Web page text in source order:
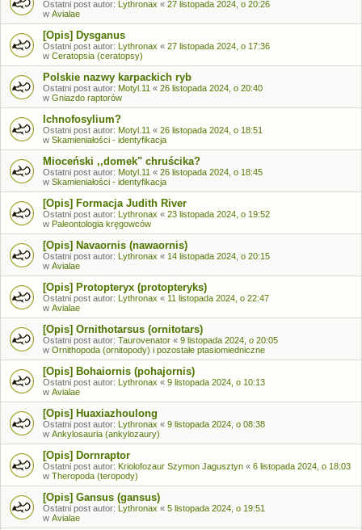
Ostatni post autor: Lythronax « 27 listopada 2024, o 20:26
w Avialae
[Opis] Dysganus
Ostatni post autor: Lythronax « 27 listopada 2024, o 17:36
w Ceratopsia (ceratopsy)
Polskie nazwy karpackich ryb
Ostatni post autor: Motyl.11 « 26 listopada 2024, o 20:40
w Gniazdo raptorów
Ichnofosylium?
Ostatni post autor: Motyl.11 « 26 listopada 2024, o 18:51
w Skamieniałości - identyfikacja
Mioceński ,,domek" chruścika?
Ostatni post autor: Motyl.11 « 26 listopada 2024, o 18:45
w Skamieniałości - identyfikacja
[Opis] Formacja Judith River
Ostatni post autor: Lythronax « 23 listopada 2024, o 19:52
w Paleontologia kręgowców
[Opis] Navaornis (nawaornis)
Ostatni post autor: Lythronax « 14 listopada 2024, o 20:15
w Avialae
[Opis] Protopteryx (protopteryks)
Ostatni post autor: Lythronax « 11 listopada 2024, o 22:47
w Avialae
[Opis] Ornithotarsus (ornitotars)
Ostatni post autor: Taurovenator « 9 listopada 2024, o 20:05
w Ornithopoda (ornitopody) i pozostałe ptasiomiedniczne
[Opis] Bohaiornis (pohajornis)
Ostatni post autor: Lythronax « 9 listopada 2024, o 10:13
w Avialae
[Opis] Huaxiazhoulong
Ostatni post autor: Lythronax « 9 listopada 2024, o 08:38
w Ankylosauria (ankylozaury)
[Opis] Dornraptor
Ostatni post autor: Kriolofozaur Szymon Jagusztyn « 6 listopada 2024, o 18:03
w Theropoda (teropody)
[Opis] Gansus (gansus)
Ostatni post autor: Lythronax « 5 listopada 2024, o 19:51
w Avialae